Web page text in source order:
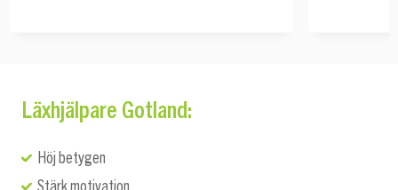
Läxhjälpare Gotland:
Höj betygen
Stärk motivation